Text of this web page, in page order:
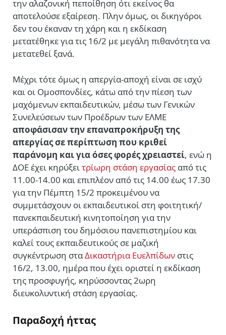
την αλαζονική πεποίθηση ότι εκείνος θα
αποτελούσε εξαίρεση. Πλην όμως, οι δικηγόροι
δεν του έκαναν τη χάρη και η εκδίκαση
μετατέθηκε για τις 16/2 με μεγάλη πιθανότητα να
μετατεθεί ξανά.
Μέχρι τότε όμως η απεργία-αποχή είναι σε ισχύ
και οι Ομοσπονδίες, κάτω από την πίεση των
μαχόμενων εκπαιδευτικών, μέσω των Γενικών
Συνελεύσεων των Προέδρων των ΕΛΜΕ
αποφάσισαν την επαναπροκήρυξη της
απεργίας σε περίπτωση που κριθεί
παράνομη και για όσες φορές χρειαστεί, ενώ η
ΔΟΕ έχει κηρύξειτρίωρη στάση εργασίας από τις
11.00-14.00 και επιπλέον από τις 14.00 έως 17.30
για την Πέμπτη 15/2 προκειμένου να
συμμετάσχουν οι εκπαιδευτικοί στη φοιτητική/
πανεκπαιδευτική κινητοποίηση για την
υπεράσπιση του δημόσιου πανεπιστημίου και
καλεί τους εκπαιδευτικούς σε μαζική
συγκέντρωση σταΔικαστήρια Ευελπίδων στις
16/2, 13.00, ημέρα που έχει οριστεί η εκδίκαση
της προσφυγής, κηρύσσοντας 2ωρη
διευκολυντική στάση εργασίας.
Παραδοχή ήττας